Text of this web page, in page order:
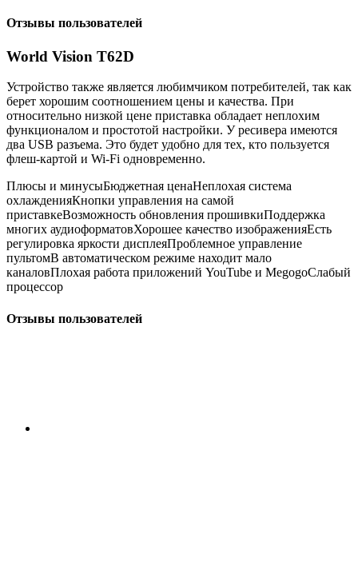
Отзывы пользователей
World Vision T62D
Устройство также является любимчиком потребителей, так как
берет хорошим соотношением цены и качества. При
относительно низкой цене приставка обладает неплохим
функционалом и простотой настройки. У ресивера имеются
два USB разъема. Это будет удобно для тех, кто пользуется
флеш-картой и Wi-Fi одновременно.
Плюсы и минусыБюджетная ценаНеплохая система
охлажденияКнопки управления на самой
приставкеВозможность обновления прошивкиПоддержка
многих аудиоформатовХорошее качество изображенияЕсть
регулировка яркости дисплеяПроблемное управление
пультомВ автоматическом режиме находит мало
каналовПлохая работа приложений YouTube и MegogoСлабый
процессор
Отзывы пользователей